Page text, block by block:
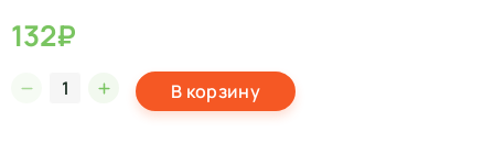
132₽
В корзину